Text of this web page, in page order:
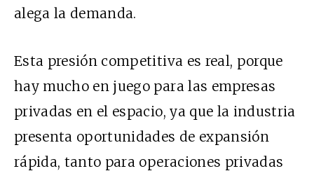
alega la demanda.
Esta presión competitiva es real, porque
hay mucho en juego para las empresas
privadas en el espacio, ya que la industria
presenta oportunidades de expansión
rápida, tanto para operaciones privadas